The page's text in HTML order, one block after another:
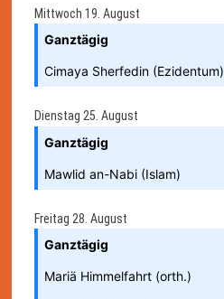
Mittwoch 19. August
Ganztägig
Cimaya Sherfedin (Ezidentum)
Dienstag 25. August
Ganztägig
Mawlid an-Nabi (Islam)
Freitag 28. August
Ganztägig
Mariä Himmelfahrt (orth.)